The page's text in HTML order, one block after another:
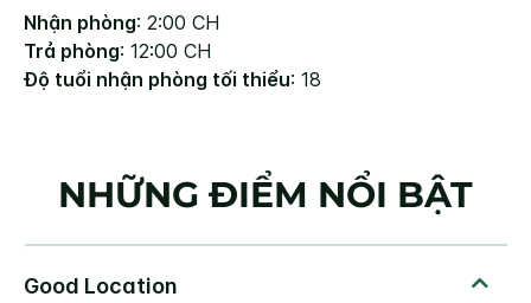
Nhận phòng: 2:00 CH
Trả phòng: 12:00 CH
Độ tuổi nhận phòng tối thiểu: 18
NHỮNG ĐIỂM NỔI BẬT